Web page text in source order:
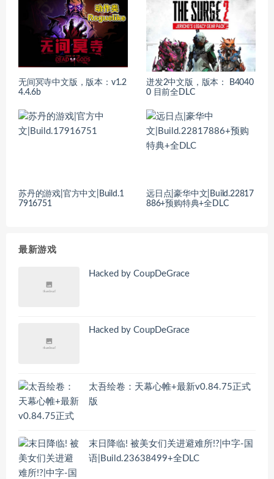
无间冥寺中文版，版本：v1.2
4.4.6b
迸发2中文版，版本： B4040
0 目前全DLC
苏丹的游戏|官方中文|Build.1
7916751
远日点|豪华中文|Build.22817
886+预购特典+全DLC
最新游戏
Hacked by CoupDeGrace
Hacked by CoupDeGrace
太吾绘卷：天幕心帷+最新v0.84.75正式
版
末日降临! 被美女们关进避难所!?|中字-国
语|Build.23638499+全DLC